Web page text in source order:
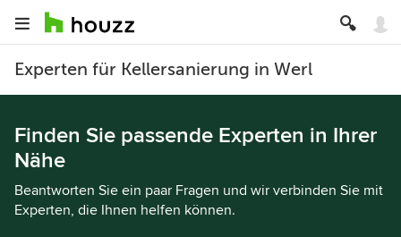
Experten für Kellersanierung in Werl
Finden Sie passende Experten in Ihrer
Nähe
Beantworten Sie ein paar Fragen und wir verbinden Sie mit
Experten, die Ihnen helfen können.